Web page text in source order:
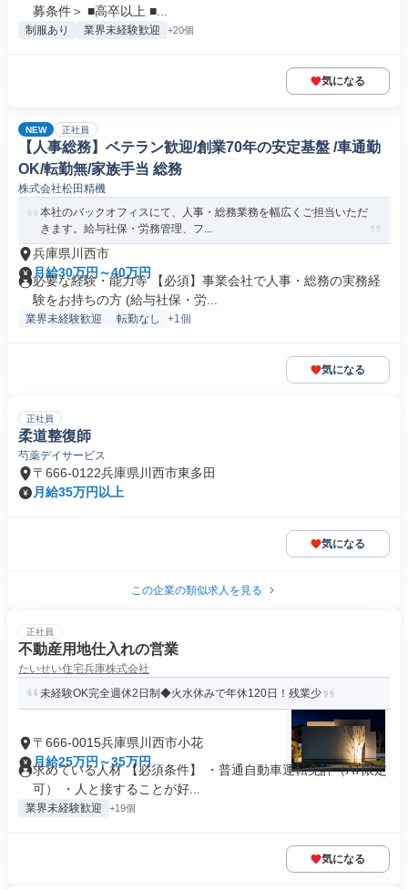
募条件＞ ■高卒以上 ■...
制服あり 業界未経験歓迎 +20個
気になる
NEW 正社員
【人事総務】ベテラン歓迎/創業70年の安定基盤 /車通勤
OK/転勤無/家族手当 総務
株式会社松田精機
本社のバックオフィスにて、人事・総務業務を幅広くご担当いただ
きます。給与社保・労務管理、フ...
兵庫県川西市
月給30万円～40万円
必要な経験・能力等 【必須】事業会社で人事・総務の実務経
験をお持ちの方 (給与社保・労...
業界未経験歓迎 転勤なし +1個
気になる
正社員
柔道整復師
芍薬デイサービス
〒666-0122兵庫県川西市東多田
月給35万円以上
気になる
この企業の類似求人を見る
正社員
不動産用地仕入れの営業
たいせい住宅兵庫株式会社
未経験OK完全週休2日制◆火水休みで年休120日！残業少
〒666-0015兵庫県川西市小花
月給25万円～35万円
求めている人材 【必須条件】 ・普通自動車運転免許（AT限定
可） ・人と接することが好...
業界未経験歓迎 +19個
気になる